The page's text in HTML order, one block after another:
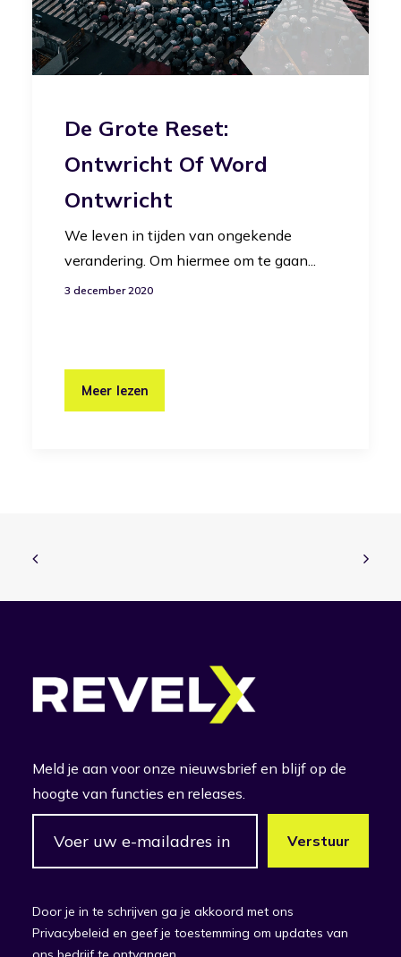
De Grote Reset:
Ontwricht Of Word
Ontwricht
We leven in tijden van ongekende
verandering. Om hiermee om te gaan...
3 december 2020
Meer lezen
Meld je aan voor onze nieuwsbrief en blijf op de
hoogte van functies en releases.
Door je in te schrijven ga je akkoord met ons
Privacybeleid en geef je toestemming om updates van